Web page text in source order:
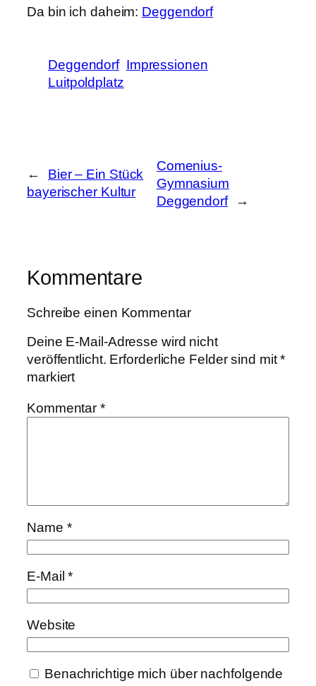
Da bin ich daheim: Deggendorf
Deggendorf Impressionen
Luitpoldplatz
←
Bier – Ein Stück
bayerischer Kultur
Comenius-
Gymnasium
Deggendorf
→
Kommentare
Schreibe einen Kommentar
Deine E-Mail-Adresse wird nicht
veröffentlicht. Erforderliche Felder sind mit*
markiert
Kommentar*
Name *
E-Mail*
Website
Benachrichtige mich über nachfolgende